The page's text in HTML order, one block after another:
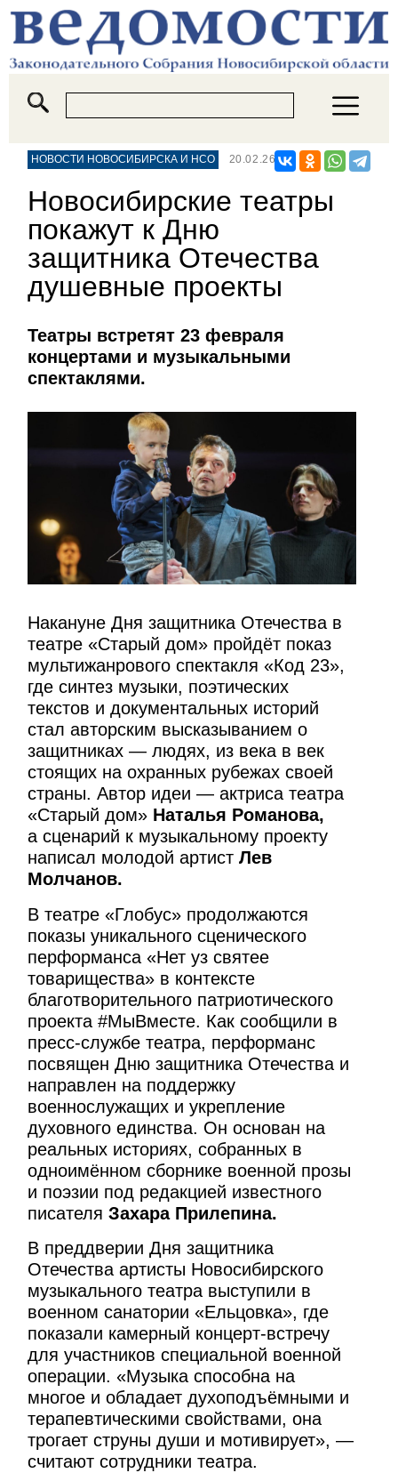
НОВОСТИ НОВОСИБИРСКА И НСО 20.02.26
Новосибирские театры
покажут к Дню
защитника Отечества
душевные проекты
Театры встретят 23 февраля
концертами и музыкальными
спектаклями.
Накануне Дня защитника Отечества в
театре «Старый дом» пройдёт показ
мультижанрового спектакля «Код 23»,
где синтез музыки, поэтических
текстов и документальных историй
стал авторским высказыванием о
защитниках — людях, из века в век
стоящих на охранных рубежах своей
страны. Автор идеи — актриса театра
«Старый дом» Наталья Романова,
а сценарий к музыкальному проекту
написал молодой артистЛев
Молчанов.
В театре «Глобус» продолжаются
показы уникального сценического
перформанса «Нет уз святее
товарищества» в контексте
благотворительного патриотического
проекта #МыВместе. Как сообщили в
пресс-службе театра, перформанс
посвящен Дню защитника Отечества и
направлен на поддержку
военнослужащих и укрепление
духовного единства. Он основан на
реальных историях, собранных в
одноимённом сборнике военной прозы
и поэзии под редакцией известного
писателяЗахара Прилепина.
В преддверии Дня защитника
Отечества артисты Новосибирского
музыкального театра выступили в
военном санатории «Ельцовка», где
показали камерный концерт-встречу
для участников специальной военной
операции. «Музыка способна на
многое и обладает духоподъёмными и
терапевтическими свойствами, она
трогает струны души и мотивирует», —
считают сотрудники театра.